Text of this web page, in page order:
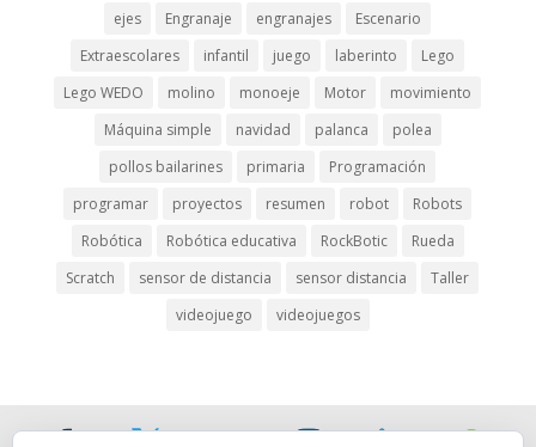
ejes
Engranaje engranajes
Escenario
Extraescolares
infantil juego laberinto
Lego
Lego WEDO
molino monoeje Motor
movimiento
Máquina simple
navidad palanca
polea
pollos bailarines
primaria
Programación
programar
proyectos resumen robot
Robots
Robótica
Robótica educativa RockBotic
Rueda
Scratch
sensor de distancia sensor distancia
Taller
videojuego
videojuegos